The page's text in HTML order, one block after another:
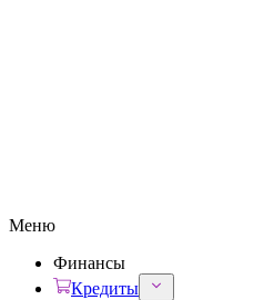
Меню
Финансы
Кредиты